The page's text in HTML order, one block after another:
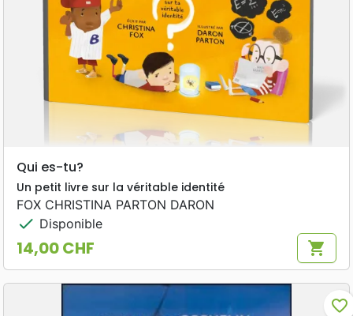
Qui es-tu?
Un petit livre sur la véritable identité
FOX CHRISTINA PARTON DARON
check Disponible
Prix
14,00 CHF shopping_cart
favorite_border